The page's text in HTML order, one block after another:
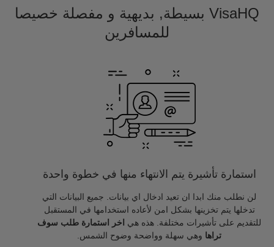
VisaHQ بسيطة, بديهية و مفصلة خصيصا
للمسافرين
استمارة تأشيرة يتم الانتهاء منها في خطوة واحدة
لن نطلب منك ابدا ان تعيد ادخال اي بيانات. جميع البيانات التي
تدخلها يتم تخزينها بشكل امن لأعاده استخدامها في المستقبل
للتقديم على تأشيرات مختلفة. هذه هي
اخر استمارة طلب سوف
تراها وهي سهلة وواضحة وضوح الشمس.